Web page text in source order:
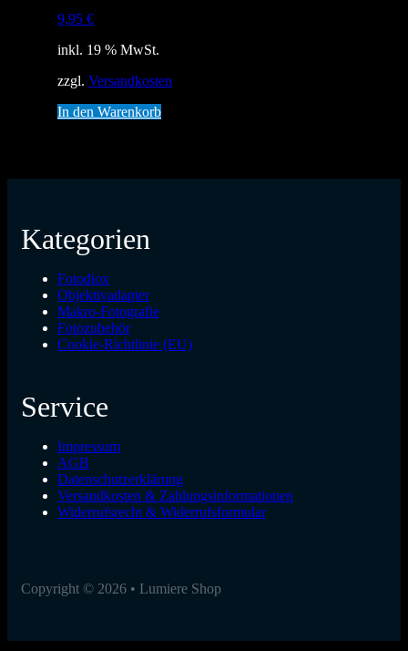
9,95 €
inkl. 19 % MwSt.
zzgl. Versandkosten
In den Warenkorb
Kategorien
Fotodiox
Objektivadapter
Makro-Fotografie
Fotozubehör
Cookie-Richtlinie (EU)
Service
Impressum
AGB
Datenschutzerklärung
Versandkosten & Zahlungsinformationen
Widerrufsrecht & Widerrufsformular
Copyright © 2026 • Lumiere Shop